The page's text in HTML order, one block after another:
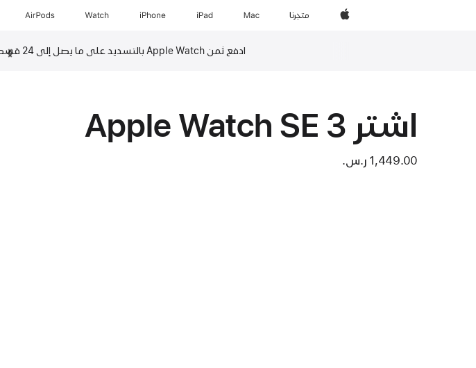
Apple‏المتجر Mac
iPad‏
iPhone
Watch
AirPods
ادفع ثمن Apple Watch بالتسديد على ما يصل إلى 24 قسطاً مع ”تمارا“‏ السابق‏‏
التالي
اشتر Apple Watch SE 3‏
1,449.00 ر.س.‏